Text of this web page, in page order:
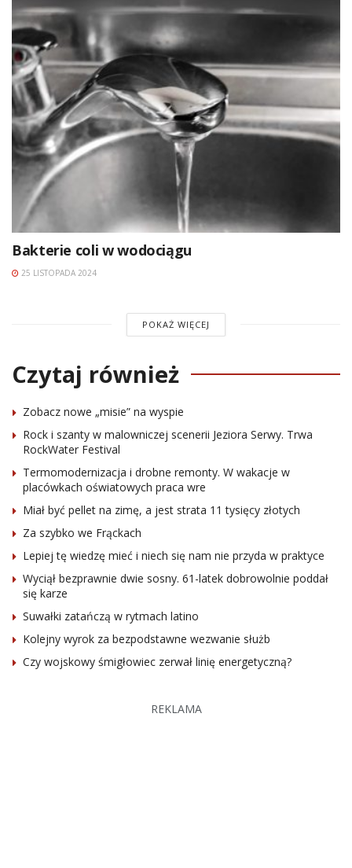
Bakterie coli w wodociągu
25 LISTOPADA 2024
POKAŻ WIĘCEJ
Czytaj również
Zobacz nowe „misie” na wyspie
Rock i szanty w malowniczej scenerii Jeziora Serwy. Trwa
RockWater Festival
Termomodernizacja i drobne remonty. W wakacje w
placówkach oświatowych praca wre
Miał być pellet na zimę, a jest strata 11 tysięcy złotych
Za szybko we Frąckach
Lepiej tę wiedzę mieć i niech się nam nie przyda w praktyce
Wyciął bezprawnie dwie sosny. 61-latek dobrowolnie poddał
się karze
Suwałki zatańczą w rytmach latino
Kolejny wyrok za bezpodstawne wezwanie służb
Czy wojskowy śmigłowiec zerwał linię energetyczną?
REKLAMA